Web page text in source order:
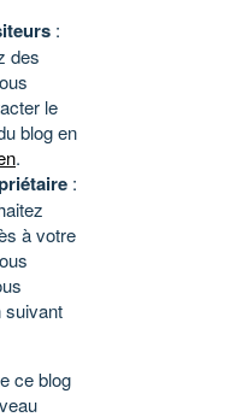
:
des
le
blog en
.
:
à votre
suivant
ce blog